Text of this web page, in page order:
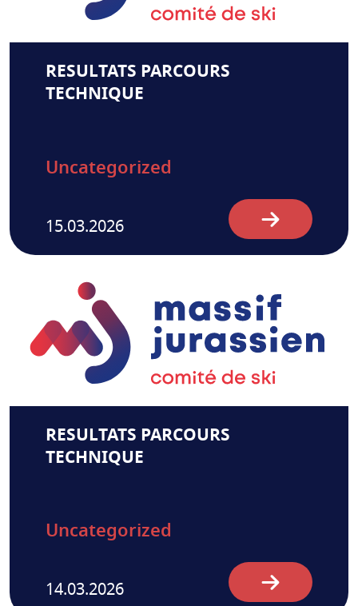
RESULTATS PARCOURS
TECHNIQUE
Uncategorized
15.03.2026
RESULTATS PARCOURS
TECHNIQUE
Uncategorized
14.03.2026